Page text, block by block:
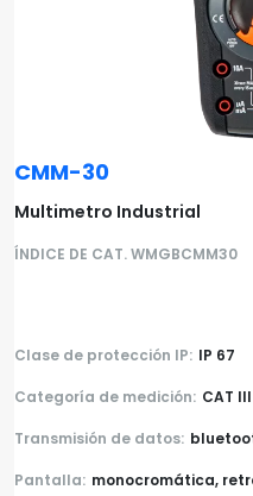
CMM-30
Multimetro Industrial
ÍNDICE DE CAT. WMGBCMM30
Clase de protección IP: IP 67
Categoría de medición: CAT
Transmisión de datos:
Pantalla: monocromática,